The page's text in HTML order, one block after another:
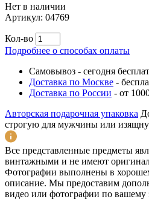
Нет в наличии
Артикул: 04769
Кол-во
Подробнее о способах оплаты
Самовывоз - сегодня
Доставка по Москве -
Доставка по России - от
Авторская подарочная упаковка
строгую для мужчины или
Все представленные предметы
винтажными и не имеют
Фотографии выполнены в
описание. Мы предоставим
видео или фотографии по вашему